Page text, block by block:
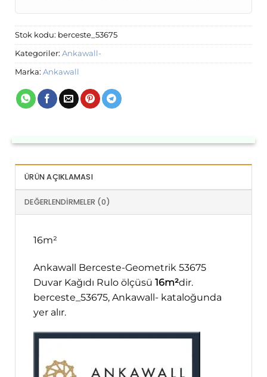
Stok kodu: berceste_53675
Kategoriler: Ankawall-
Marka: Ankawall
ÜRÜN AÇIKLAMASI
DEĞERLENDIRMELER (0)
16m²
Ankawall Berceste-Geometrik 53675
Duvar Kağıdı Rulo ölçüsü 16m²dir.
berceste_53675, Ankawall- kataloğunda
yer alır.